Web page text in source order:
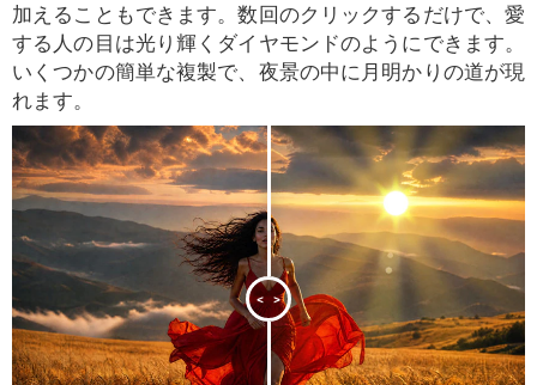
加えることもできます。数回のクリックするだけで、愛
する人の目は光り輝くダイヤモンドのようにできます。
いくつかの簡単な複製で、夜景の中に月明かりの道が現
れます。
< >